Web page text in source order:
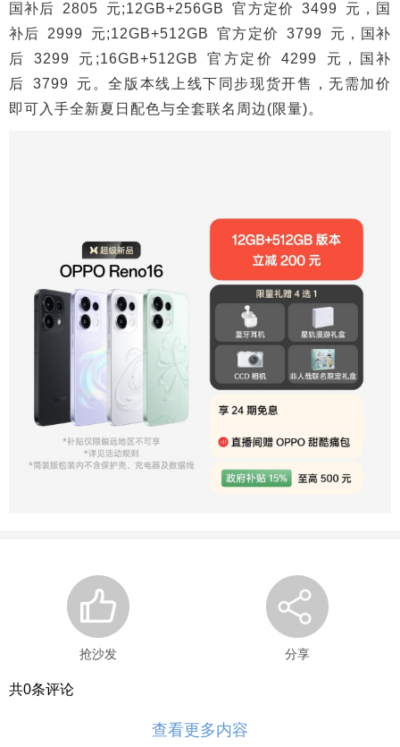
国补后 2805 元;12GB+256GB 官方定价 3499 元，国
补后 2999 元;12GB+512GB 官方定价 3799 元，国补
后 3299 元;16GB+512GB 官方定价 4299 元，国补
后 3799 元。全版本线上线下同步现货开售，无需加价
即可入手全新夏日配色与全套联名周边(限量)。
抢沙发 分享
共0条评论
查看更多内容